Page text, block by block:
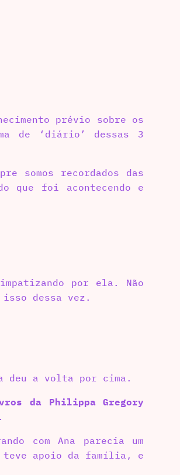
prévio sobre os
de ‘diário’ dessas 3
somos recordados das
que foi acontecendo e
por ela. Não
isso dessa vez.
deu a volta por cima.
da Philippa Gregory
com Ana parecia um
apoio da família, e